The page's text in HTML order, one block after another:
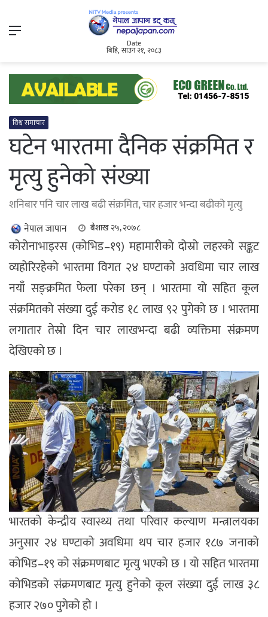
Menu
Date
बिहि, साउन २१, २०८३
विश्व समाचार
घटेन भारतमा दैनिक संक्रमित र
मृत्यु हुनेको संख्या
शनिबार पनि चार लाख बढी संक्रमित, चार हजार भन्दा बढीको मृत्यु
नेपाल जापान बैशाख २५, २०७८
कोरोनाभाइरस (कोभिड–१९) महामारीको दोस्रो लहरको सङ्कट
व्यहोरिरहेको भारतमा विगत २४ घण्टाको अवधिमा चार लाख
नयाँ सङ्क्रमित फेला परेका छन् । भारतमा यो सहित कूल
संक्रमितको संख्या दुई करोड १८ लाख ९२ पुगेको छ । भारतमा
लगातार तेस्रो दिन चार लाखभन्दा बढी व्यक्तिमा संक्रमण
देखिएको छ ।
भारतको केन्द्रीय स्वास्थ्य तथा परिवार कल्याण मन्त्रालयका
अनुसार २४ घण्टाको अवधिमा थप चार हजार १८७ जनाको
कोभिड–१९ को संक्रमणबाट मृत्यु भएको छ । यो सहित भारतमा
कोभिडको संक्रमणबाट मृत्यु हुनेको कूल संख्या दुई लाख ३८
हजार २७० पुगेको हो ।